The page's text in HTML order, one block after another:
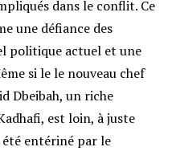
dans le conflit. Ce
une défiance des
politique actuel et une
si le le nouveau chef
Dbeibah, un riche
est loin, à juste
entériné par le